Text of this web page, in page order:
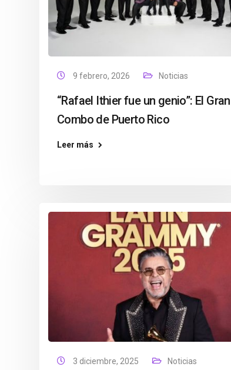
9 febrero, 2026 Noticias
“Rafael Ithier fue un genio”: El Gran
Combo de Puerto Rico
Leer más
3 diciembre, 2025 Noticias